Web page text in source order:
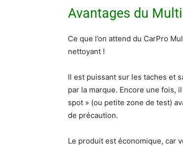
Avantages du
Ce que l’on attend du CarPro
nettoyant !
Il est puissant sur les taches et
par la marque. Encore une fois,
spot » (ou petite zone de test)
de précaution.
Le produit est économique, car